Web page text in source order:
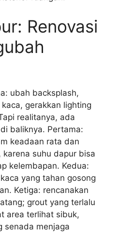
Renovasi
ubah backsplash,
gerakkan lighting
realitanya, ada
baliknya. Pertama:
keadaan rata dan
karena suhu dapur bisa
kelembapan. Kedua:
yang tahan gosong
Ketiga: rencanakan
grout yang terlalu
area terlihat sibuk,
senada menjaga